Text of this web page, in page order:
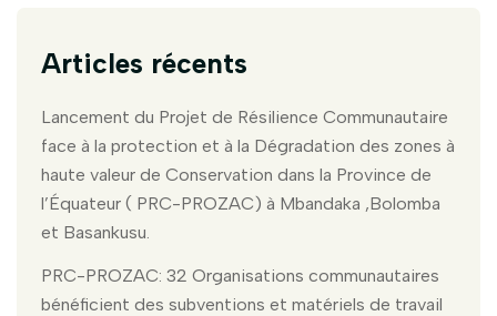
Articles récents
Lancement du Projet de Résilience Communautaire
face à la protection et à la Dégradation des zones à
haute valeur de Conservation dans la Province de
l’Équateur ( PRC-PROZAC) à Mbandaka ,Bolomba
et Basankusu.
PRC-PROZAC: 32 Organisations communautaires
bénéficient des subventions et matériels de travail